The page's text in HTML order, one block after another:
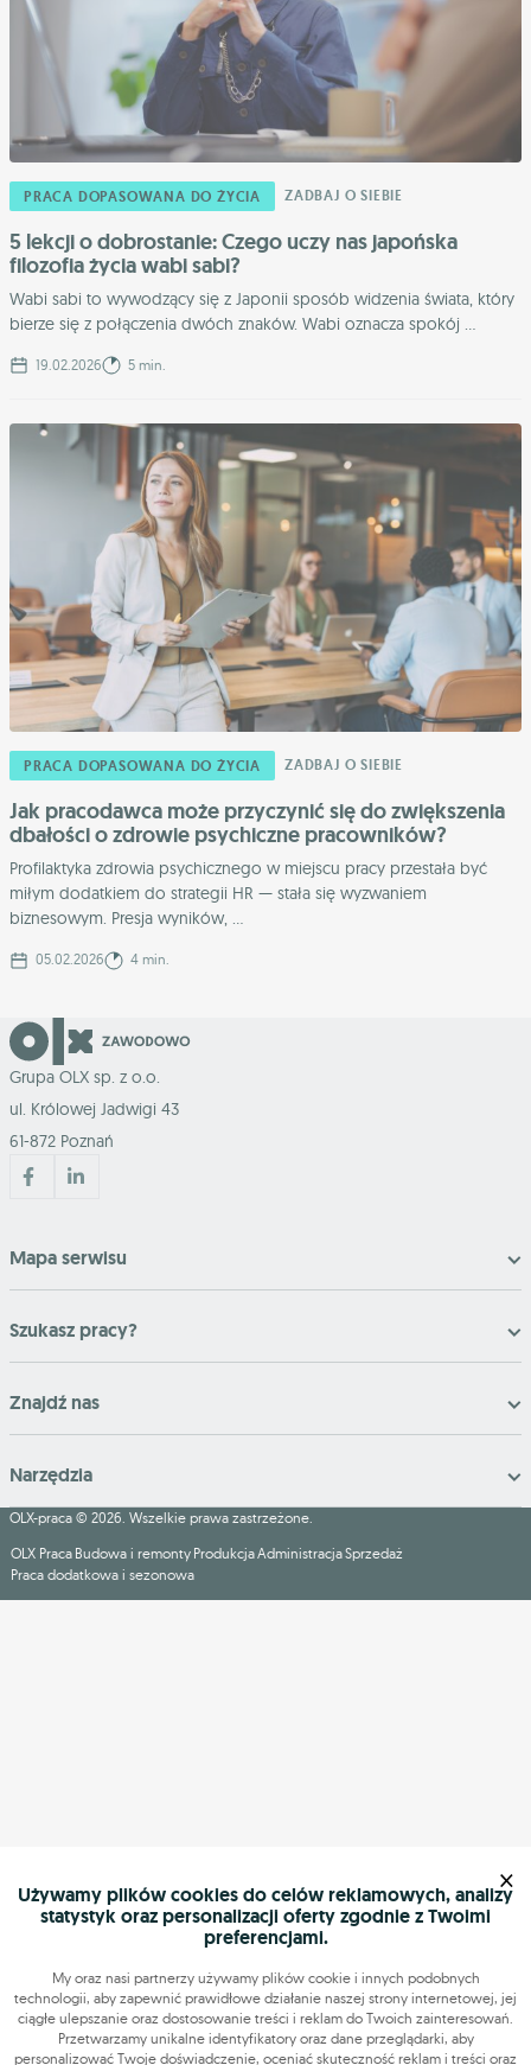
PRACA DOPASOWANA DO ŻYCIA ZADBAJ O SIEBIE
5 lekcji o dobrostanie: Czego uczy nas japońska
filozofia życia wabi sabi?
Wabi sabi to wywodzący się z Japonii sposób widzenia świata, który
bierze się z połączenia dwóch znaków. Wabi oznacza spokój ...
19.02.2026 5 min.
PRACA DOPASOWANA DO ŻYCIA ZADBAJ O SIEBIE
Jak pracodawca może przyczynić się do zwiększenia
dbałości o zdrowie psychiczne pracowników?
Profilaktyka zdrowia psychicznego w miejscu pracy przestała być
miłym dodatkiem do strategii HR — stała się wyzwaniem
biznesowym. Presja wyników, ...
05.02.2026 4 min.
Grupa OLX sp. z o.o.
ul. Królowej Jadwigi 43
61-872 Poznań
Mapa serwisu
Szukasz pracy?
Znajdź nas
Narzędzia
OLX-praca © 2026. Wszelkie prawa zastrzeżone.
OLX Praca Budowa i remonty ProdukcjaAdministracjaSprzedaż
Praca dodatkowa i sezonowa
Używamy plików cookies do celów reklamowych, analizy
statystyk oraz personalizacji oferty zgodnie z Twoimi
preferencjami.
My oraz nasi partnerzy używamy plików cookie i innych podobnych
technologii, aby zapewnić prawidłowe działanie naszej strony internetowej, jej
ciągłe ulepszanie oraz dostosowanie treści i reklam do Twoich zainteresowań.
Przetwarzamy unikalne identyfikatory oraz dane przeglądarki, aby
personalizować Twoje doświadczenie, oceniać skuteczność reklam i treści oraz
×